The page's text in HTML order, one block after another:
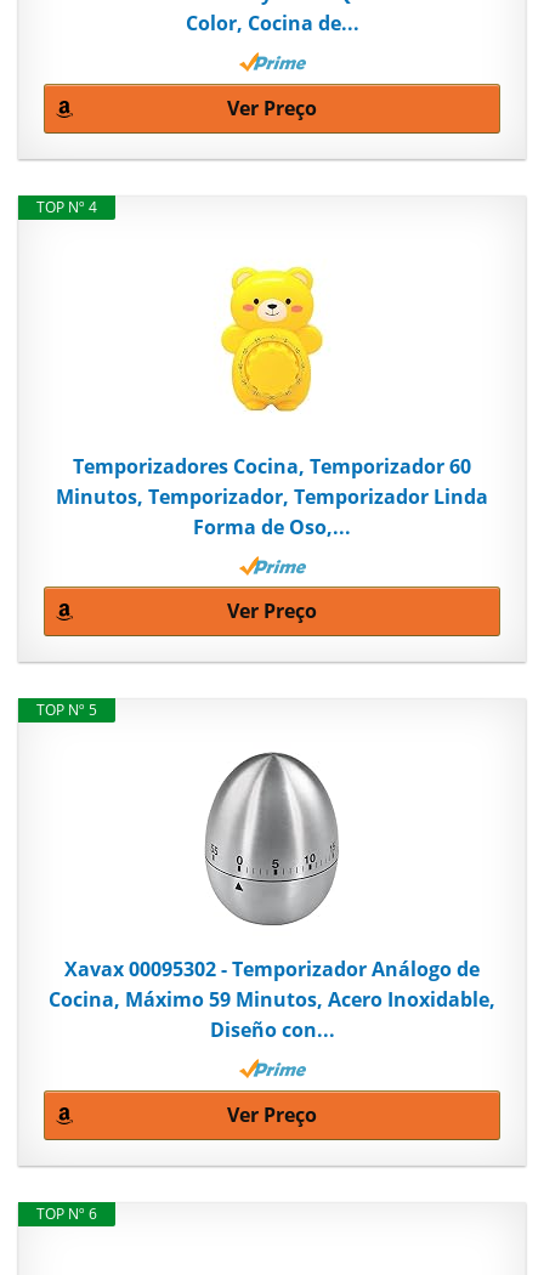
Color, Cocina de...
Ver Preço
TOP Nº 4
Temporizadores Cocina, Temporizador 60
Minutos, Temporizador, Temporizador Linda
Forma de Oso,...
Ver Preço
TOP Nº 5
Xavax 00095302 - Temporizador Análogo de
Cocina, Máximo 59 Minutos, Acero Inoxidable,
Diseño con...
Ver Preço
TOP Nº 6